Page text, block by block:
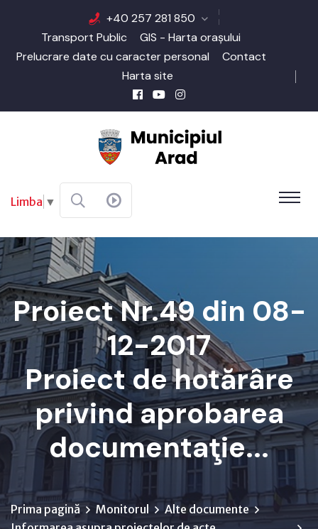
+40 257 281 850
Transport Public
GIS - Harta orașului
Prelucrare date cu caracter personal
Contact
Harta site
Limba ▼
Proiect Nr.49 din 08-
12-2017
Proiect de hotărâre
privind aprobarea
documentaţie...
Prima pagină Monitorul
Alte documente